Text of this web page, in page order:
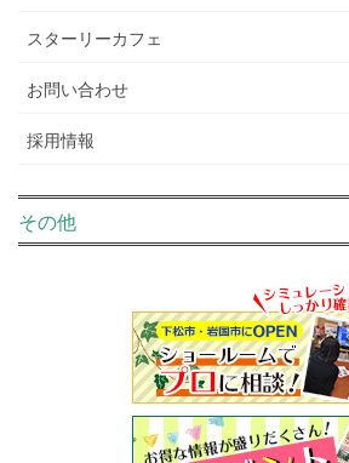
スターリーカフェ
お問い合わせ
採用情報
その他